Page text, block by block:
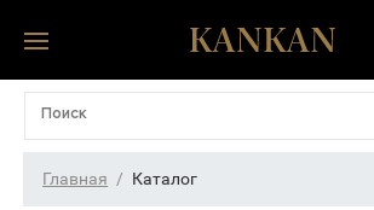
Главная Каталог